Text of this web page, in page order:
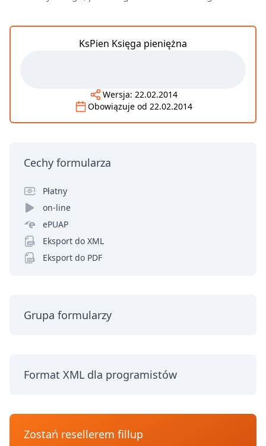
KsPien Księga pieniężna
Wersja: 22.02.2014
Obowiązuje od 22.02.2014
Cechy formularza
Płatny
on-line
ePUAP
Eksport do XML
Eksport do PDF
Grupa formularzy
Format XML dla programistów
Zostań resellerem fillup